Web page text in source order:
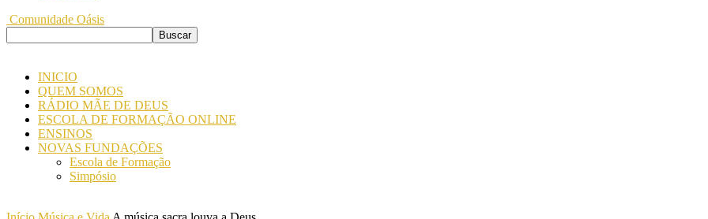
Comunidade Oásis
INICIO
QUEM SOMOS
RÁDIO MÃE DE DEUS
ESCOLA DE FORMAÇÃO ONLINE
ENSINOS
NOVAS FUNDAÇÕES
Escola de Formação
Simpósio